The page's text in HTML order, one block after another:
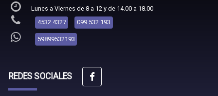
Lunes a Viernes de 8 a 12 y de 14.00 a 18.00
4532 4327
099 532 193
59899532193
REDES SOCIALES